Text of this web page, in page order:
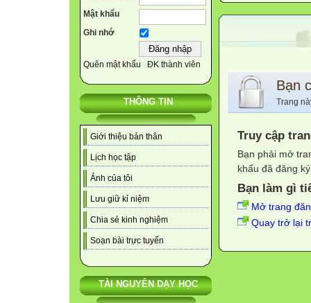
Mật khẩu
Ghi nhớ
Quên mật khẩu ĐK thành viên
THÔNG TIN
Giới thiệu bản thân
Lịch học tập
Ảnh của tôi
Lưu giữ kỉ niệm
Chia sẻ kinh nghiệm
Soạn bài trực tuyến
TÀI NGUYÊN DẠY HỌC
Bạn
Trang
Truy cập
Bạn phải mở
khẩu đã đăng
Bạn làm gì
Mở trang
Quay trở lại